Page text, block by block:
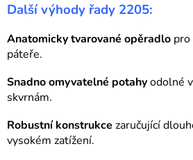
y
v
p
u
Další výhody řady 2205:
Anatomicky tvarované opěradlo pro
páteře.
Snadno omyvatelné potahyodolné
skvrnám.
Robustní konstrukce zaručující
vysokém zatížení.